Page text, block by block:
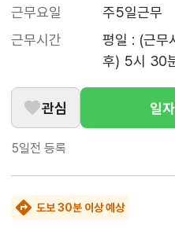
근무요일
주5일근무
근무시간
평일 : (근
후) 5시 30
관심 일
5일전 등록
도보 30분 이상 예상